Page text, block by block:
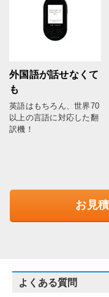
外国語が話せなくて
も
英語はもちろん、世界70
以上の言語に対応した翻
訳機！
お見
よくある質問